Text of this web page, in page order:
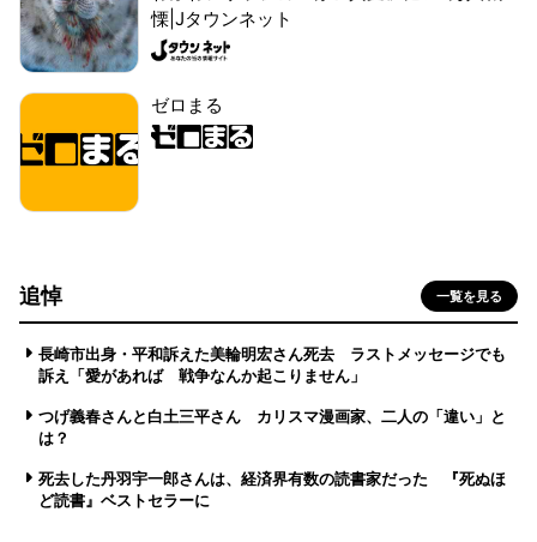
慄|Jタウンネット
ゼロまる
追悼 一覧を見る
長崎市出身・平和訴えた美輪明宏さん死去 ラストメッセージでも
訴え「愛があれば 戦争なんか起こりません」
つげ義春さんと白土三平さん カリスマ漫画家、二人の「違い」と
は？
死去した丹羽宇一郎さんは、経済界有数の読書家だった 『死ぬほ
ど読書』ベストセラーに